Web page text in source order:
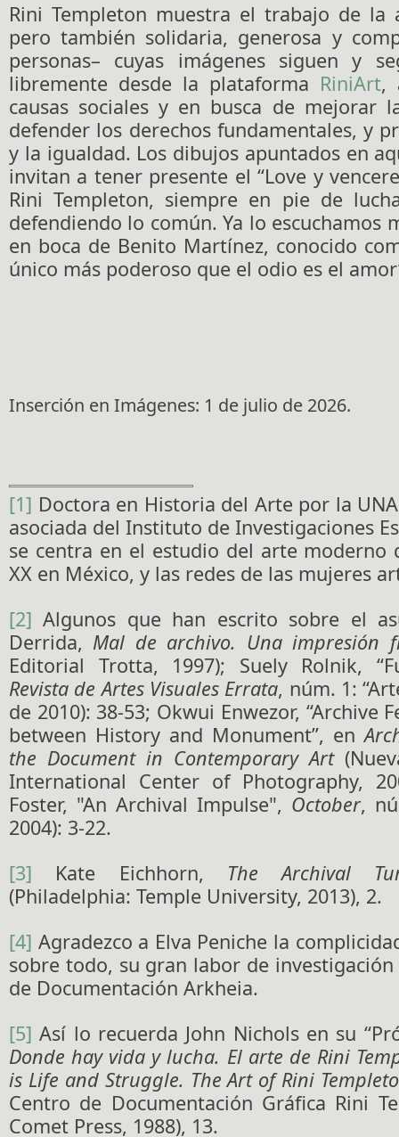
Rini Templeton muestra el trabajo de
pero también solidaria, generosa y
personas– cuyas imágenes siguen y
libremente desde la plataforma RiniArt,
causas sociales y en busca de mejorar
defender los derechos fundamentales, y
y la igualdad. Los dibujos apuntados en
invitan a tener presente el “Love y
Rini Templeton, siempre en pie de
defendiendo lo común. Ya lo escuchamos
en boca de Benito Martínez, conocido
único más poderoso que el odio es el
Inserción en Imágenes: 1 de julio de 2026.
[1] Doctora en Historia del Arte por la
asociada del Instituto de Investigaciones
se centra en el estudio del arte moderno
XX en México, y las redes de las mujeres
[2] Algunos que han escrito sobre el
Derrida, Mal de archivo. Una impresión
Editorial Trotta, 1997); Suely Rolnik,
Revista de Artes Visuales Errata, núm. 1:
de 2010): 38-53; Okwui Enwezor, “Archive
between History and Monument”, en
the Document in Contemporary Art
International Center of Photography,
Foster, "An Archival Impulse", October,
2004): 3-22.
[3] Kate Eichhorn, The Archival
(Philadelphia: Temple University, 2013), 2.
[4] Agradezco a Elva Peniche la
sobre todo, su gran labor de
de Documentación Arkheia.
[5] Así lo recuerda John Nichols en su
Donde hay vida y lucha. El arte de Rini
is Life and Struggle. The Art of Rini
Centro de Documentación Gráfica Rini
Comet Press, 1988), 13.